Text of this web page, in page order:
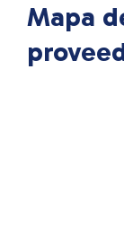
Mapa